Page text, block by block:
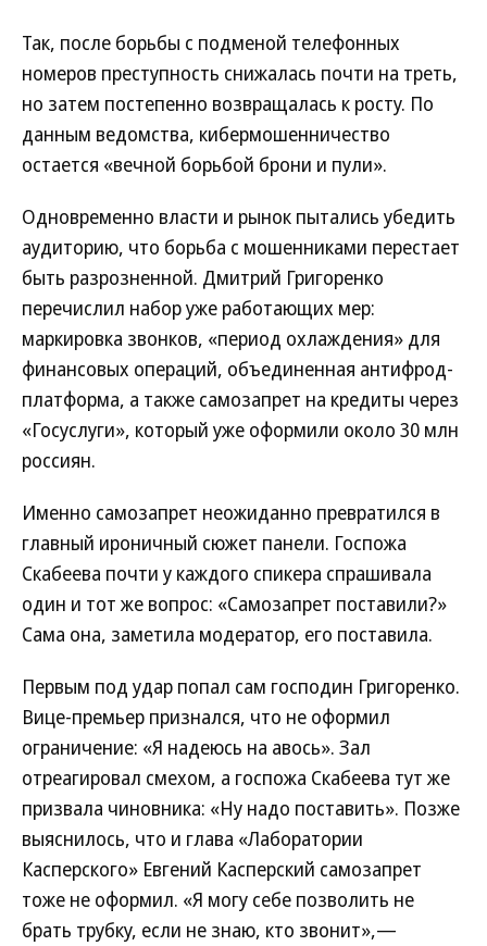
Так, после борьбы с подменой телефонных
номеров преступность снижалась почти на треть,
но затем постепенно возвращалась к росту. По
данным ведомства, кибермошенничество
остается «вечной борьбой брони и пули».
Одновременно власти и рынок пытались убедить
аудиторию, что борьба с мошенниками перестает
быть разрозненной. Дмитрий Григоренко
перечислил набор уже работающих мер:
маркировка звонков, «период охлаждения» для
финансовых операций, объединенная антифрод-
платформа, а также самозапрет на кредиты через
«Госуслуги», который уже оформили около 30 млн
россиян.
Именно самозапрет неожиданно превратился в
главный ироничный сюжет панели. Госпожа
Скабеева почти у каждого спикера спрашивала
один и тот же вопрос: «Самозапрет поставили?»
Сама она, заметила модератор, его поставила.
Первым под удар попал сам господин Григоренко.
Вице-премьер признался, что не оформил
ограничение: «Я надеюсь на авось». Зал
отреагировал смехом, а госпожа Скабеева тут же
призвала чиновника: «Ну надо поставить». Позже
выяснилось, что и глава «Лаборатории
Касперского» Евгений Касперский самозапрет
тоже не оформил. «Я могу себе позволить не
брать трубку, если не знаю, кто звонит»,—